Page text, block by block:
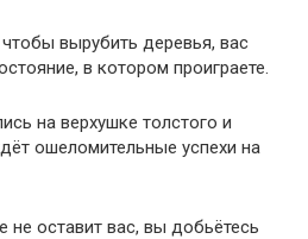
вырубить деревья, вас
в котором проиграете.
на верхушке толстого и
ошеломительные успехи на
не оставит вас, вы добьётесь